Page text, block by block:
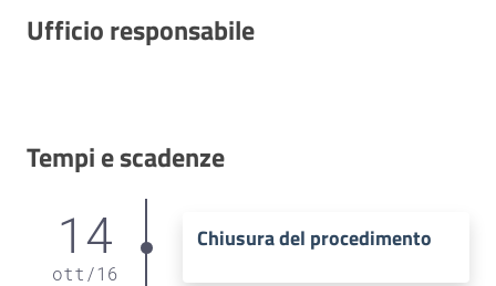
Ufficio responsabile
Tempi e scadenze
14
ott /16
Chiusura del procedimento